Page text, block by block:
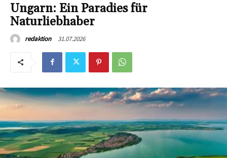
Ungarn: Ein Paradies für
Naturliebhaber
redaktion 31.07.2026